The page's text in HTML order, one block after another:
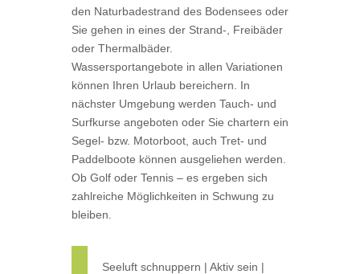
den Naturbadestrand des Bodensees oder
Sie gehen in eines der Strand-, Freibäder
oder Thermalbäder.
Wassersportangebote in allen Variationen
können Ihren Urlaub bereichern. In
nächster Umgebung werden Tauch- und
Surfkurse angeboten oder Sie chartern ein
Segel- bzw. Motorboot, auch Tret- und
Paddelboote können ausgeliehen werden.
Ob Golf oder Tennis – es ergeben sich
zahlreiche Möglichkeiten in Schwung zu
bleiben.
Seeluft schnuppern | Aktiv sein |